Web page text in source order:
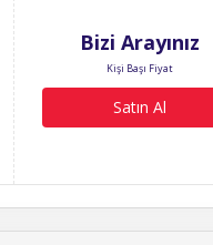
Bizi Arayınız
Kişi Başı Fiyat
Satın Al